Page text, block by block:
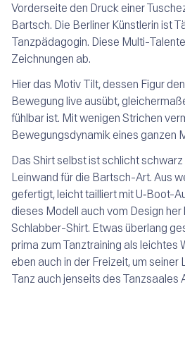
Vorderseite den Druck einer
Bartsch. Die Berliner Künstlerin ist
Tanzpädagogin. Diese Multi-
Zeichnungen ab.
Hier das Motiv Tilt, dessen Figur
Bewegung live ausübt,
fühlbar ist. Mit wenigen Strichen
Bewegungsdynamik eines ganzen
Das Shirt selbst ist schlicht schwarz
Leinwand für die Bartsch-Art. Aus
gefertigt, leicht tailliert mit U‑Boot-
dieses Modell auch vom Design her
Schlabber-Shirt. Etwas überlang
prima zum Tanztraining als leichtes
eben auch in der Freizeit, um seiner
Tanz auch jenseits des Tanzsaales